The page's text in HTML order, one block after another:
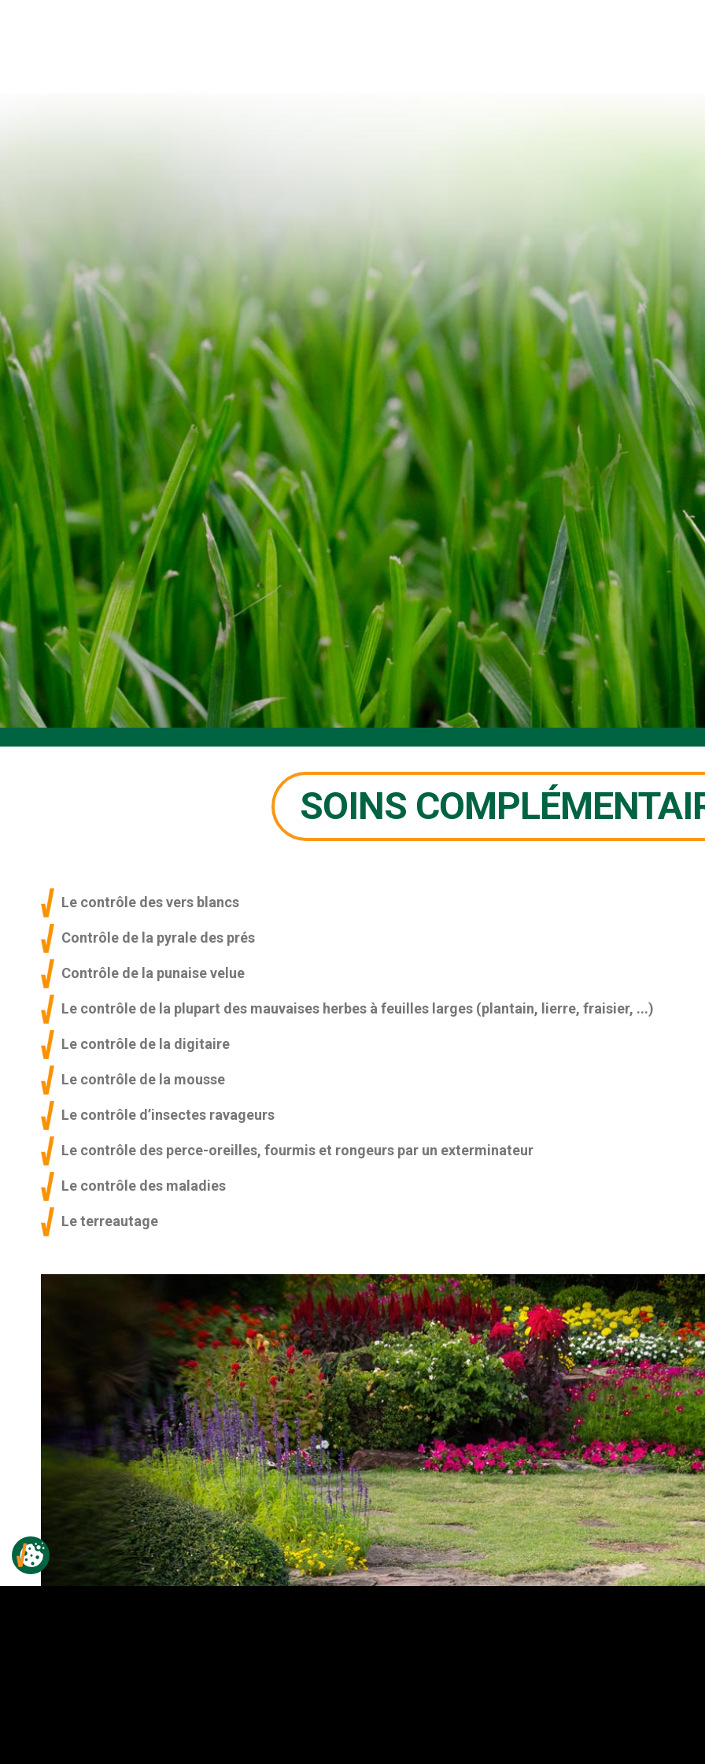
SOINS
Le contrôle des vers blancs
Contrôle de la pyrale des prés
Contrôle de la punaise velue
Le contrôle de la plupart des mauvaises herbes à feuilles larges (plantain, lierre, fraisier, ...)
Le contrôle de la digitaire
Le contrôle de la mousse
Le contrôle d’insectes ravageurs
Le contrôle des perce-oreilles, fourmis et rongeurs par un exterminateur
Le contrôle des maladies
Le terreautage